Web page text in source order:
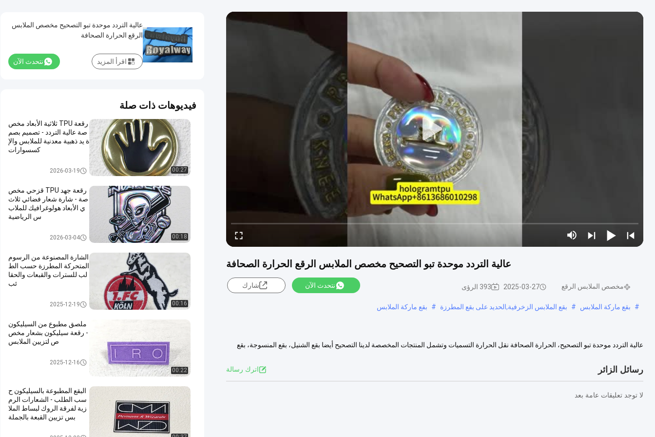
عالية التردد موحدة تبو التصحيح مخصص الملابس الرقع الحرارة الصحافة
مخصص الملابس الرقع 2025-03-27 393 الرؤى نتحدث الآن شارك
# بقع ماركة الملابس # بقع الملابس الزخرفية,الحديد على بقع المطرزة # بقع ماركة الملابس
عالية التردد موحدة تبو التصحيح، الحرارة الصحافة نقل الحرارة التسميات وتشمل المنتجات المخصصة لدينا التصحيح أيضا بقع الشنيل، بقع المنسوجة، بقع
رسائل الزائر اترك رسالة
لا توجد تعليقات عامة بعد
عالية التردد موحدة تبو التصحيح مخصص الملابس
الرقع الحرارة الصحافة
نتحدث الآن اقرأ المزيد
فيديوهات ذات صلة
00:27
رقعة TPU ثلاثية الأبعاد مخص
صة عالية التردد - تصميم بصم
ة يد ذهبية معدنية للملابس والإ
كسسوارات
مخصص الملابس الرقع2026-03-19
00:18
رقعة جهد TPU قزحي مخص
صة - شارة شعار فضائي ثلاث
ي الأبعاد هولوغرافيك للملاب
س الرياضية
مخصص الملابس الرقع2026-03-04
00:16
الشارة المصنوعة من الرسوم
المتحركة المطرزة حسب الط
لب للسترات والقبعات والحقا
ئب
مخصص الملابس الرقع2025-12-19
00:22
ملصق مطبوع من السيليكون
- رقعة سيليكون بشعار مخص
ص لتزيين الملابس
مخصص الملابس الرقع2025-12-16
البقع المطبوعة بالسيليكون ح
سب الطلب - الشعارات الرم
زية لفرقة الروك لبساط الملا
بس تزيين القبعة بالجملة
مخصص الملابس الرقع